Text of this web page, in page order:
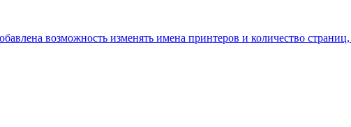
возможность изменять имена принтеров и количество